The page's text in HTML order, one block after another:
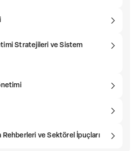
Stratejileri ve Sistem
ve Sektörel İpuçları